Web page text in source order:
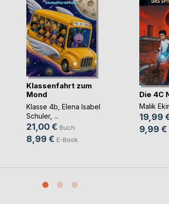
Klassenfahrt zum
Mond
Klasse 4b Elena Isabel
Schuler, ...
21,00 € Buch
8,99 € E-Book
Die 4C
Malik
19,99
9,99 €